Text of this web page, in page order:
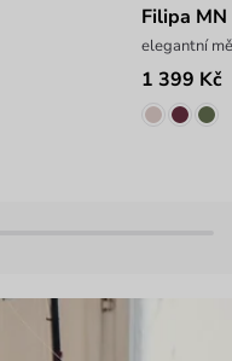
Filipa
elegantní
1 399 Kč